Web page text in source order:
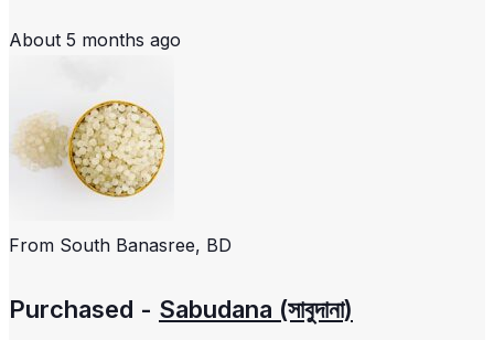
About 5 months ago
From South Banasree, BD
Purchased - Sabudana (সাবুদানা)